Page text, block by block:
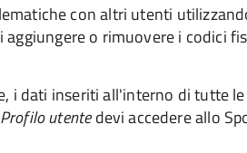
con altri utenti
o rimuovere i codici
dati inseriti all'interno di tutte
Profilo utentedevi accedere allo